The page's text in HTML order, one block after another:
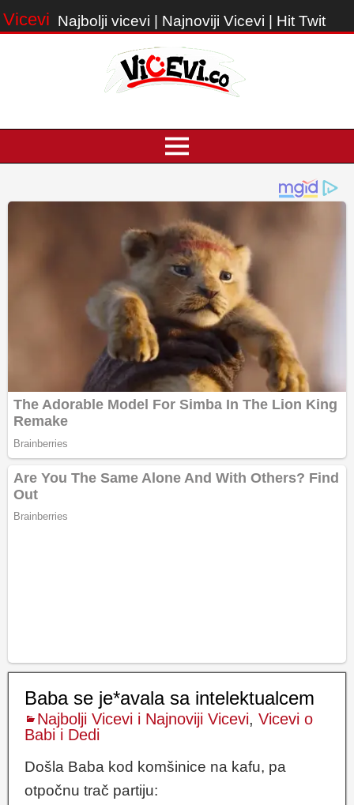
Vicevi Najbolji vicevi | Najnoviji Vicevi | Hit Twit
Baba se je*avala sa intelektualcem
Najbolji Vicevi i Najnoviji Vicevi, Vicevi o
Babi i Dedi
Došla Baba kod komšinice na kafu, pa
otpočnu trač partiju: